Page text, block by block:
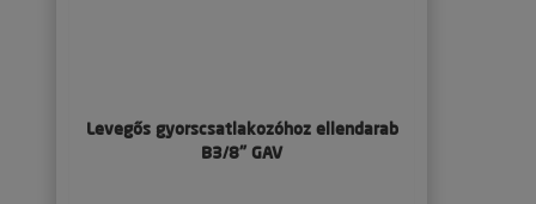
Levegős gyorscsatlakozóhoz ellendarab
B3/8" GAV